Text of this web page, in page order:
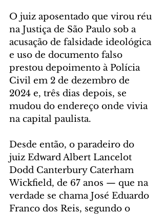
O juiz aposentado que virou réu
na Justiça de São Paulo sob a
acusação de falsidade ideológica
e uso de documento falso
prestou depoimento à Polícia
Civil em 2 de dezembro de
2024 e, três dias depois, se
mudou do endereço onde vivia
na capital paulista.
Desde então, o paradeiro do
juiz Edward Albert Lancelot
Dodd Canterbury Caterham
Wickfield, de 67 anos — que na
verdade se chama José Eduardo
Franco dos Reis, segundo o